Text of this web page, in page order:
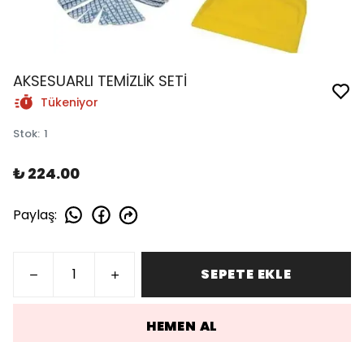
AKSESUARLI TEMİZLİK SETİ
Tükeniyor
Stok: 1
₺ 224.00
Paylaş:
SEPETE EKLE
HEMEN AL